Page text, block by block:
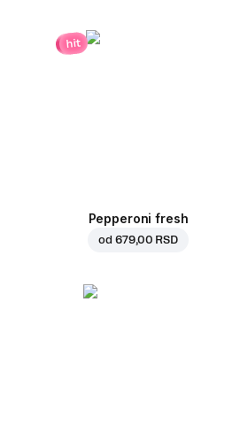
hit
Pepperoni fresh
od 679,00 RSD